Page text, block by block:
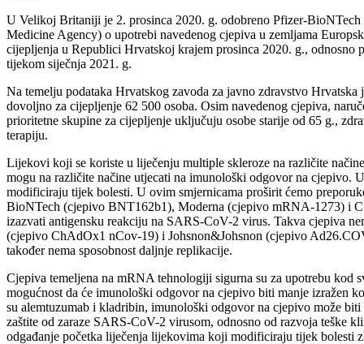
U Velikoj Britaniji je 2. prosinca 2020. g. odobreno Pfizer-
Medicine Agency) o upotrebi navedenog cjepiva u zemljama
cijepljenja u Republici Hrvatskoj krajem prosinca 2020. g., odnosno
tijekom siječnja 2021. g.
Na temelju podataka Hrvatskog zavoda za javno zdravstvo
dovoljno za cijepljenje 62 500 osoba. Osim navedenog cjepiva,
prioritetne skupine za cijepljenje uključuju osobe starije od 65 g.,
terapiju.
Lijekovi koji se koriste u liječenju multiple skleroze na različite
mogu na različite načine utjecati na imunološki odgovor na cjepivo.
modificiraju tijek bolesti. U ovim smjernicama proširit ćemo
BioNTech (cjepivo BNT162b1), Moderna (cjepivo mRNA-1273) i
izazvati antigensku reakciju na SARS-CoV-2 virus. Takva cjepiva
(cjepivo ChAdOx1 nCov-19) i Johsnon&Johsnon (cjepivo
također nema sposobnost daljnje replikacije.
Cjepiva temeljena na mRNA tehnologiji sigurna su za upotrebu
mogućnost da će imunološki odgovor na cjepivo biti manje izražen
su alemtuzumab i kladribin, imunološki odgovor na cjepivo može
zaštite od zaraze SARS-CoV-2 virusom, odnosno od razvoja teške
odgađanje početka liječenja lijekovima koji modificiraju tijek bolesti